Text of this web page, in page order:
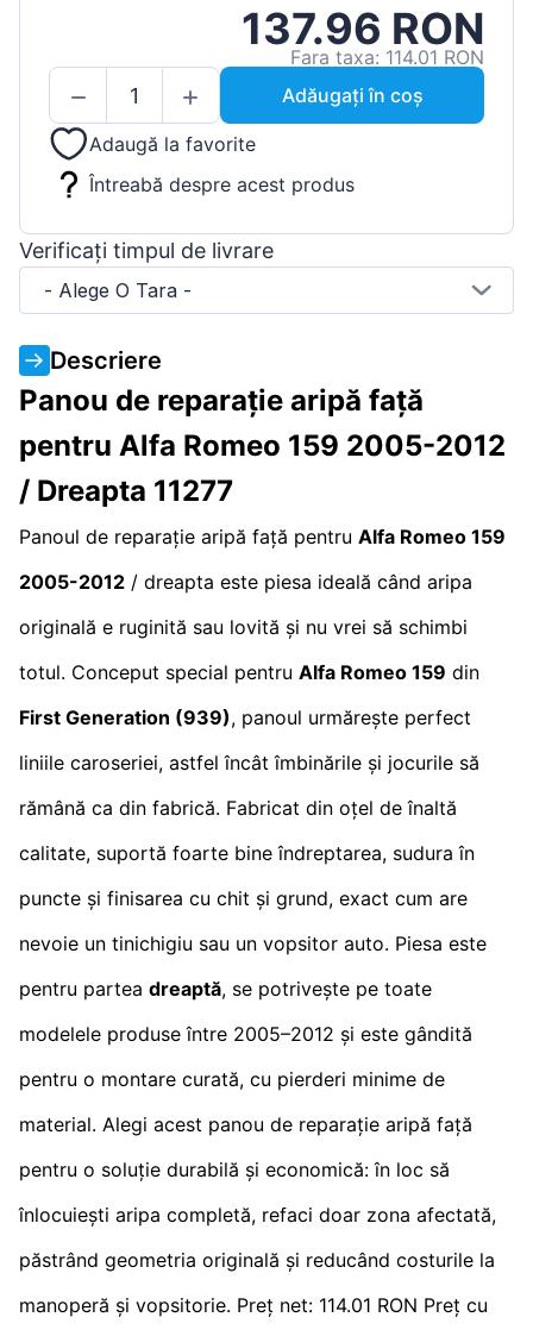
137.96 RON
Fara taxa: 114.01 RON
Adăugați în coș
Adaugă la favorite
Întreabă despre acest produs
Verificați timpul de livrare
- Alege O Tara -
Descriere
Panou de reparație aripă față
pentru Alfa Romeo 159 2005-2012
/ Dreapta 11277
Panoul de reparație aripă față pentru Alfa Romeo 159
2005-2012 / dreapta este piesa ideală când aripa
originală e ruginită sau lovită și nu vrei să schimbi
totul. Conceput special pentru Alfa Romeo 159 din
First Generation (939), panoul urmărește perfect
liniile caroseriei, astfel încât îmbinările și jocurile să
rămână ca din fabrică. Fabricat din oțel de înaltă
calitate, suportă foarte bine îndreptarea, sudura în
puncte și finisarea cu chit și grund, exact cum are
nevoie un tinichigiu sau un vopsitor auto. Piesa este
pentru partea dreaptă, se potrivește pe toate
modelele produse între 2005–2012 și este gândită
pentru o montare curată, cu pierderi minime de
material. Alegi acest panou de reparație aripă față
pentru o soluție durabilă și economică: în loc să
înlocuiești aripa completă, refaci doar zona afectată,
păstrând geometria originală și reducând costurile la
manoperă și vopsitorie. Preț net: 114.01 RON Preț cu